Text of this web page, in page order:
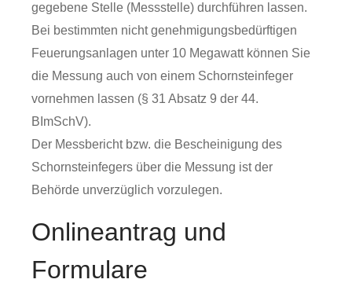
gegebene Stelle (Messstelle) durchführen lassen.
Bei bestimmten nicht genehmigungsbedürftigen
Feuerungsanlagen unter 10 Megawatt können Sie
die Messung auch von einem Schornsteinfeger
vornehmen lassen (§ 31 Absatz 9 der 44.
BImSchV).
Der Messbericht bzw. die Bescheinigung des
Schornsteinfegers über die Messung ist der
Behörde unverzüglich vorzulegen.
Onlineantrag und
Formulare